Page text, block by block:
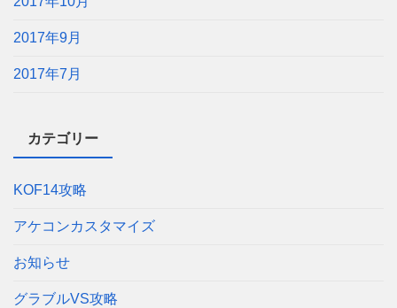
2017年9月
2017年7月
カテゴリー
KOF14攻略
アケコンカスタマイズ
お知らせ
グラブルVS攻略